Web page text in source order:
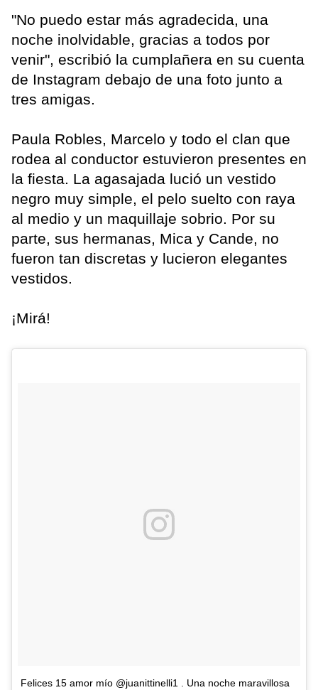
"No puedo estar más agradecida, una
noche inolvidable, gracias a todos por
venir", escribió la cumplañera en su cuenta
de Instagram debajo de una foto junto a
tres amigas.
Paula Robles, Marcelo y todo el clan que
rodea al conductor estuvieron presentes en
la fiesta. La agasajada lució un vestido
negro muy simple, el pelo suelto con raya
al medio y un maquillaje sobrio. Por su
parte, sus hermanas, Mica y Cande, no
fueron tan discretas y lucieron elegantes
vestidos.
¡Mirá!
Felices 15 amor mío @juanittinelli1 . Una noche maravillosa